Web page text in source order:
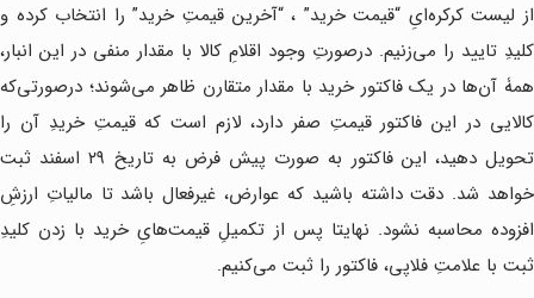
از لیست کرکره‌ایِ “قیمت خرید” ، “آخرین قیمتِ خرید” را انتخاب کرده و
کلیدِ تایید را می‌زنیم. درصورتِ وجود اقلامِ کالا با مقدار منفی در این انبار،
همۀ آن‌ها در یک فاکتور خرید با مقدار متقارن ظاهر می‌شوند؛ درصورتی‌که
کالایی در این فاکتور قیمتِ صفر دارد، لازم است که قیمتِ خریدِ آن را
تحویل دهید، این فاکتور به صورت پیش فرض به تاریخ ۲۹ اسفند ثبت
خواهد شد. دقت داشته باشید که عوارض، غیرفعال باشد تا مالیاتِ ارزشِ
افزوده محاسبه نشود. نهایتا پس از تکمیلِ قیمت‌هایِ خرید با زدن کلیدِ
ثبت با علامتِ فلاپی، فاکتور را ثبت می‌کنیم.